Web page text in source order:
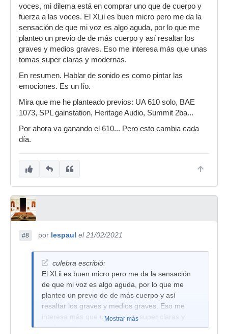
voces, mi dilema está en comprar uno que de cuerpo y
fuerza a las voces. El XLii es buen micro pero me da la
sensación de que mi voz es algo aguda, por lo que me
planteo un previo de de más cuerpo y así resaltar los
graves y medios graves. Eso me interesa más que unas
tomas super claras y modernas.
En resumen. Hablar de sonido es como pintar las
emociones. Es un lío.
Mira que me he planteado previos: UA 610 solo, BAE
1073, SPL gainstation, Heritage Audio, Summit 2ba...
Por ahora va ganando el 610... Pero esto cambia cada
día.
#8 por lespaul el 21/02/2021
culebra escribió:
El XLii es buen micro pero me da la sensación
de que mi voz es algo aguda, por lo que me
planteo un previo de de más cuerpo y así
resaltar los graves y medios graves. Eso me
interesa más que unas tomas super claras y
modernas.
Mostrar más